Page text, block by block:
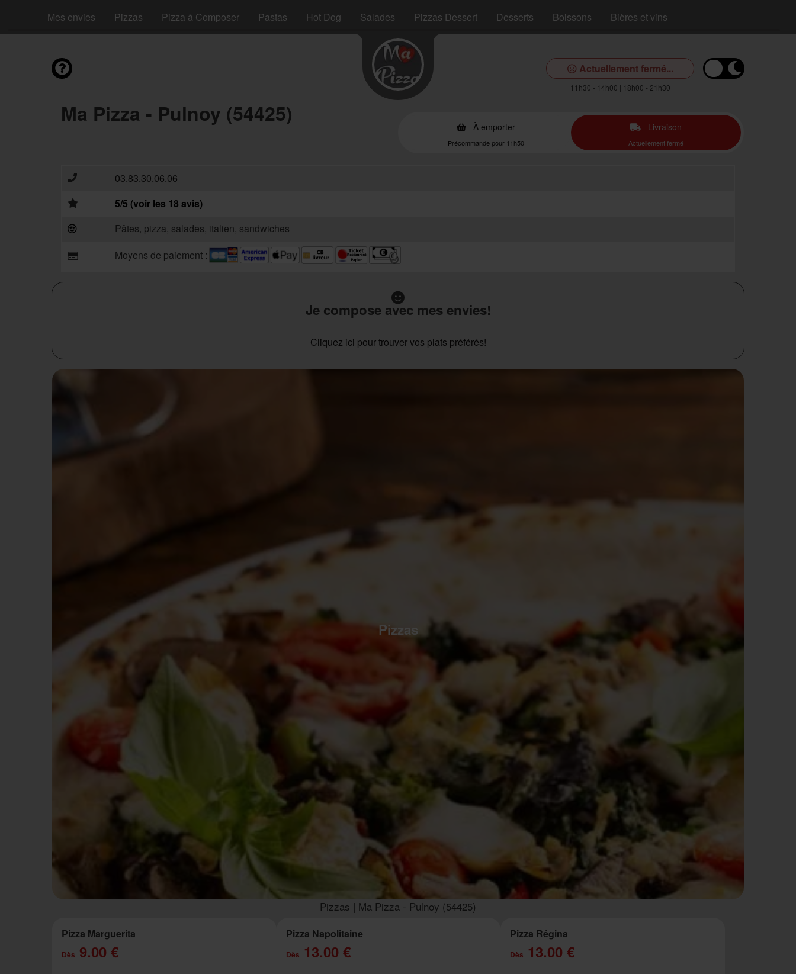
Mes envies Pizzas Pizza à Composer Pastas Hot Dog Salades Pizzas Dessert Desserts Boissons Bières et vins
Actuellement fermé...
11h30 - 14h00 | 18h00 - 21h30
Ma Pizza - Pulnoy (54425) À emporter
Précommande pour 11h50
Livraison
Actuellement fermé
03.83.30.06.06
5/5 (voir les 18 avis)
Pâtes, pizza, salades, italien, sandwiches
Moyens de paiement :
Je compose avec mes envies!
Cliquez ici pour trouver vos plats préférés!
Pizzas
Pizzas | Ma Pizza - Pulnoy (54425)
Pizza Marguerita
Dès 9.00 €
Pizza Napolitaine
Dès 13.00 €
Pizza Régina
Dès 13.00 €